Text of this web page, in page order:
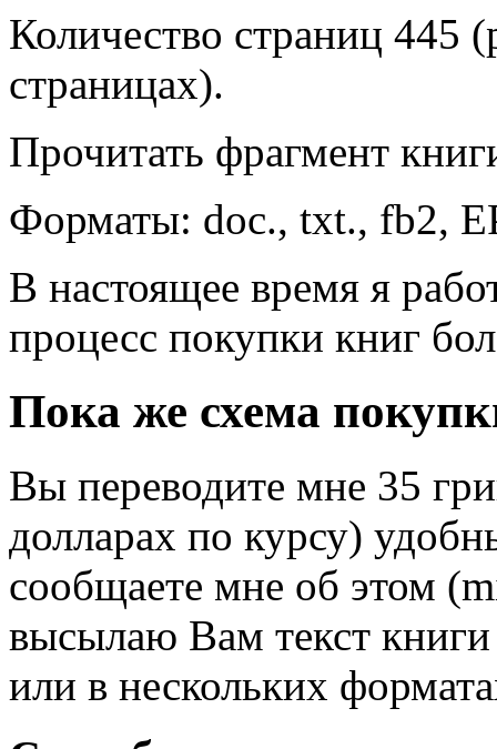
Количество страниц 445
страницах).
Прочитать фрагмент
Форматы: doc., txt., fb2,
В настоящее время я
процесс покупки книг
Пока же схема
Вы переводите мне 35
долларах по курсу)
сообщаете мне об этом
высылаю Вам текст
или в нескольких